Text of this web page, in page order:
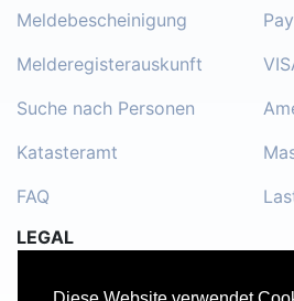
Meldebescheinigung
Melderegisterauskunft
Suche nach Personen
Katasteramt
FAQ
LEGAL